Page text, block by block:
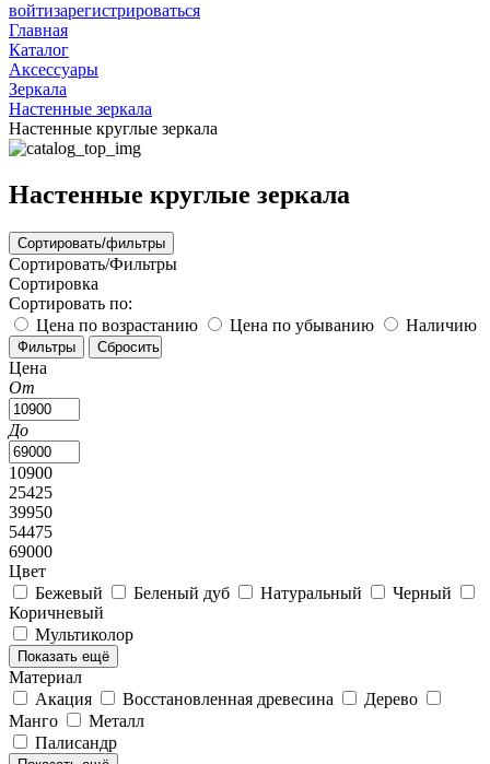
войтизарегистрироваться
Главная
Каталог
Аксессуары
Зеркала
Настенные зеркала
Настенные круглые зеркала
Настенные круглые зеркала
Сортировать/фильтры
Сортировать/Фильтры
Сортировка
Сортировать по:
Цена по возрастанию
Цена по убыванию Наличию
Цена
От
До
10900
25425
39950
54475
69000
Цвет
Бежевый
Беленый дуб Натуральный
Черный
Коричневый
Мультиколор
Показать ещё
Материал
Акация
Восстановленная древесина
Дерево
Манго
Металл
Палисандр